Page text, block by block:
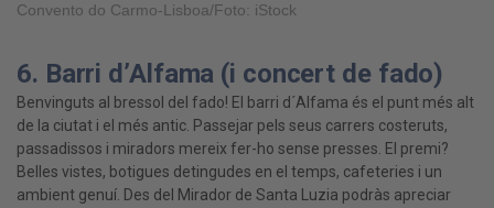
Convento do Carmo-Lisboa/Foto: iStock
6. Barri d’Alfama (i concert de fado)
Benvinguts al bressol del fado! El barri d´Alfama és el punt més alt
de la ciutat i el més antic. Passejar pels seus carrers costeruts,
passadissos i miradors mereix fer-ho sense presses. El premi?
Belles vistes, botigues detingudes en el temps, cafeteries i un
ambient genuí. Des del Mirador de Santa Luzia podràs apreciar